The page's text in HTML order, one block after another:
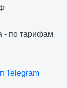
- по тарифам